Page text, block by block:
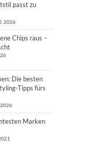
passt zu
2026
Chips raus –
Die besten
Tipps fürs
Marken